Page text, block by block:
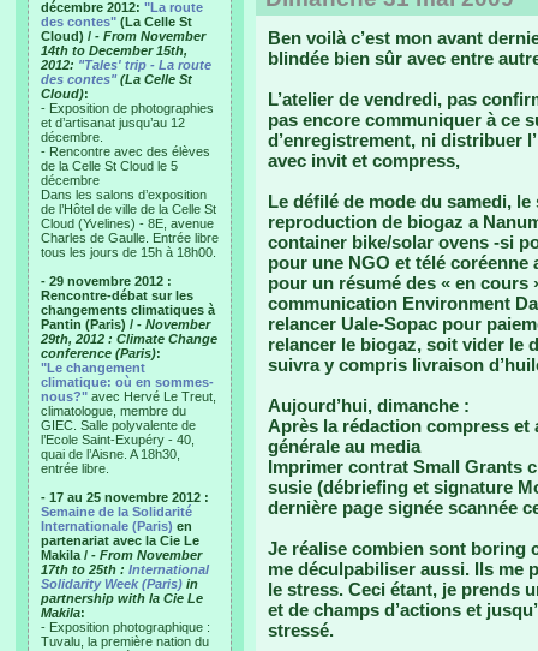
décembre 2012: "La route
des contes" (La Celle St
Cloud) / - From November
14th to December 15th,
2012: "Tales' trip - La route
des contes"(La Celle St
Cloud):
- Exposition de photographies
et d’artisanat jusqu’au 12
décembre.
- Rencontre avec des élèves
de la Celle St Cloud le 5
décembre
Dans les salons d’exposition
de l’Hôtel de ville de la Celle St
Cloud (Yvelines) - 8E, avenue
Charles de Gaulle. Entrée libre
tous les jours de 15h à 18h00.
- 29 novembre 2012 :
Rencontre-débat sur les
changements climatiques à
Pantin (Paris) / - November
29th, 2012 : Climate Change
conference (Paris):
"Le changement
climatique: où en sommes-
nous?" avec Hervé Le Treut,
climatologue, membre du
GIEC. Salle polyvalente de
l’Ecole Saint-Exupéry - 40,
quai de l’Aisne. A 18h30,
entrée libre.
- 17 au 25 novembre 2012 :
Semaine de la Solidarité
Internationale (Paris) en
partenariat avec la Cie Le
Makila / - From November
17th to 25th : International
Solidarity Week (Paris) in
partnership with la Cie Le
Makila:
- Exposition photographique :
Tuvalu, la première nation du
Ben voilà c’est mon avant
blindée bien sûr avec entre
L’atelier de vendredi, pas
pas encore communiquer à ce
d’enregistrement, ni distribuer
avec invit et compress,
Le défilé de mode du samedi,
reproduction de biogaz a
container bike/solar ovens -si
pour une NGO et télé
pour un résumé des « en cours
communication Environment
relancer Uale-Sopac pour
relancer le biogaz, soit vider le
suivra y compris livraison
Aujourd’hui, dimanche :
Après la rédaction compress et
générale au media
Imprimer contrat Small Grants
susie (débriefing et signature
dernière page signée scannée
Je réalise combien sont boring
me déculpabiliser aussi. Ils me
le stress. Ceci étant, je prends
et de champs d’actions et
stressé.